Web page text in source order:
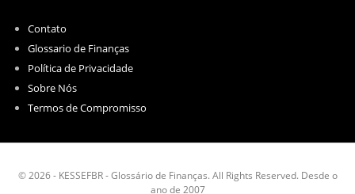
Contato
Glossario de Finanças
Política de Privacidade
Sobre Nós
Termos de Compromisso
© 2026 - KESSEFBR - Glossário de Finanças. All Rights Reserved. Desde o
ano de 2007